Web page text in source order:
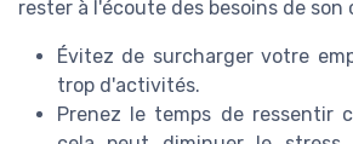
rester à l'écoute des besoins de son
Évitez de surcharger votre
trop d'activités.
Prenez le temps de ressentir